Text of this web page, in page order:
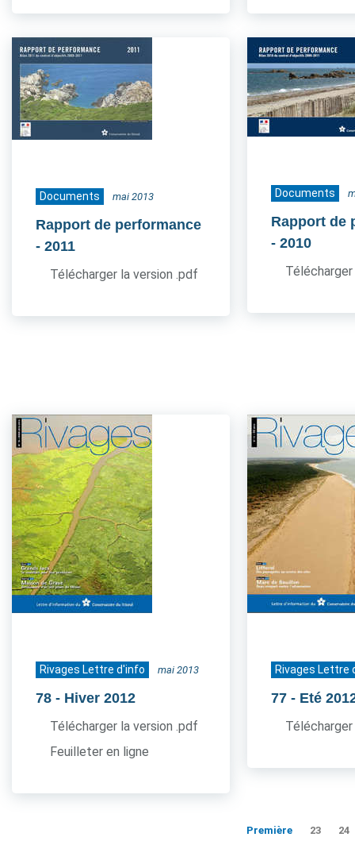
Documents mai 2013
Rapport de performance
- 2011
Télécharger la version .pdf
Documents
Rapport de
- 2010
Rivages Lettre d'info mai 2013
78 - Hiver 2012
Télécharger la version .pdf
Feuilleter en ligne
Rivages Lettre
77 - Eté
Première 23 24